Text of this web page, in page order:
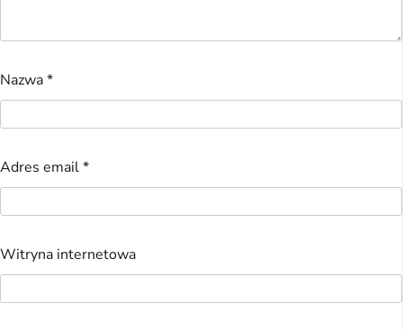
Nazwa*
Adres email*
Witryna internetowa